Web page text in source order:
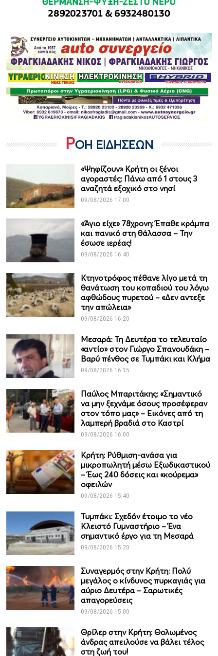
ΡΟΗ ΕΙΔΗΣΕΩΝ
«Ψηφίζουν» Κρήτη οι ξένοι
αγοραστές: Πάνω από 1 στους 3
αναζητά εξοχικό στο νησί
09/08/2026 17:00
«Άγιο είχε» 78χρονη: Έπαθε κράμπα
και πανικό στη θάλασσα – Την
έσωσε ιερέας!
09/08/2026 16:40
Κτηνοτρόφος πέθανε λίγο μετά τη
θανάτωση του κοπαδιού του λόγω
αφθώδους πυρετού – «Δεν αντεξε
την απώλεια»
09/08/2026 16:20
Μεσαρά: Τη Δευτέρα το τελευταίο
«αντίο» στον Γιώργο Σπανουδάκη –
Βαρύ πένθος σε Τυμπάκι και Κλήμα
09/08/2026 16:15
Παύλος Μπαριτάκης: «Σημαντικό
να μην ξεχνάμε όσους προσέφεραν
στον τόπο μας» – Εικόνες από τη
λαμπερή βραδιά στο Καστρί
09/08/2026 16:00
Κρήτη: Ρύθμιση-ανάσα για
μικροπωλητή μέσω Εξωδικαστικού
– Έως 240 δόσεις και «κούρεμα»
οφειλών
09/08/2026 15:40
Τυμπάκι: Σχεδόν έτοιμο το νέο
Κλειστό Γυμναστήριο – Ένα
σημαντικό έργο για τη Μεσαρά
09/08/2026 15:20
Συναγερμός στην Κρήτη: Πολύ
μεγάλος ο κίνδυνος πυρκαγιάς για
αύριο Δευτέρα – Σαρωτικές
απαγορεύσεις
09/08/2026 15:00
Θρίλερ στην Κρήτη: Θολωμένος
άνδρας απειλούσε να βάλει τέλος
στη ζωή του!